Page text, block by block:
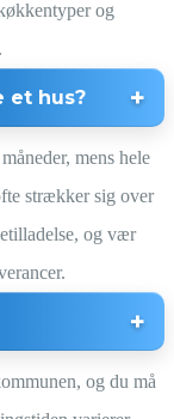
og
et hus?
mens hele
strækker sig over
og vær
og du må